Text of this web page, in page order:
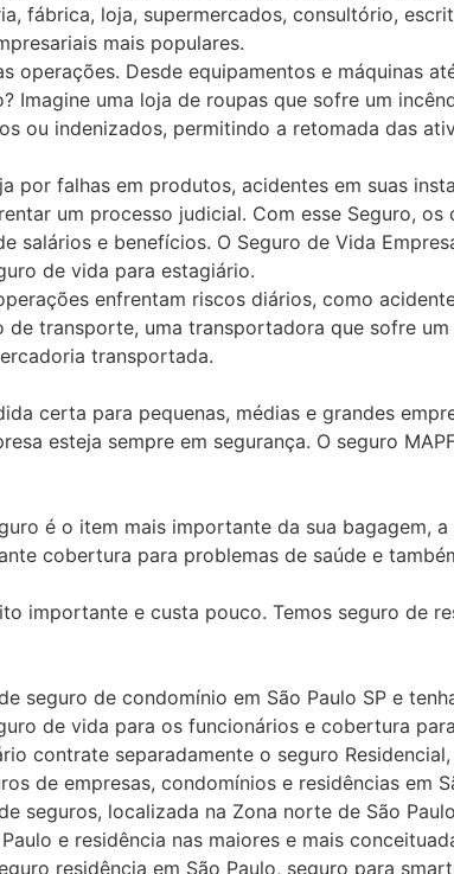
fábrica, loja, supermercados, consultório,
mais populares.
operações. Desde equipamentos e máquinas
uma loja de roupas que sofre um
ou indenizados, permitindo a retomada das
por falhas em produtos, acidentes em suas
um processo judicial. Com esse Seguro,
salários e benefícios. O Seguro de Vida
de vida para estagiário.
enfrentam riscos diários, como
transporte, uma transportadora que sofre
transportada.
certa para pequenas, médias e grandes
esteja sempre em segurança. O seguro
é o item mais importante da sua bagagem,
cobertura para problemas de saúde e
importante e custa pouco. Temos seguro de
seguro de condomínio em São Paulo SP e
de vida para os funcionários e cobertura
contrate separadamente o seguro
de empresas, condomínios e residências em
seguros, localizada na Zona norte de São
e residência nas maiores e mais
residência em São Paulo, seguro para